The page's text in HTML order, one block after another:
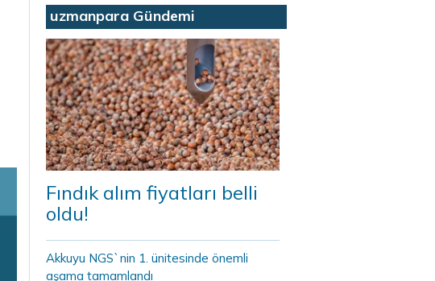
uzmanpara Gündemi
Fındık alım fiyatları belli
oldu!
Akkuyu NGS`nin 1. ünitesinde önemli
aşama tamamlandı